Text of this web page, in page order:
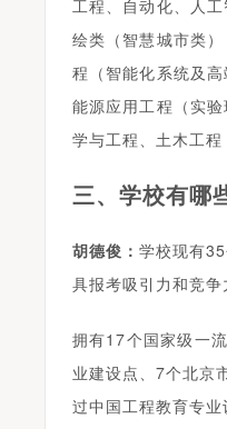
工程、自动化、人
绘类（智慧城市类
程（智能化系统及
能源应用工程（实
学与工程、土木工
三、学校有哪
胡德俊：学校现有
具报考吸引力和竞争
拥有17个国家级一
业建设点、7个北京
过中国工程教育专业